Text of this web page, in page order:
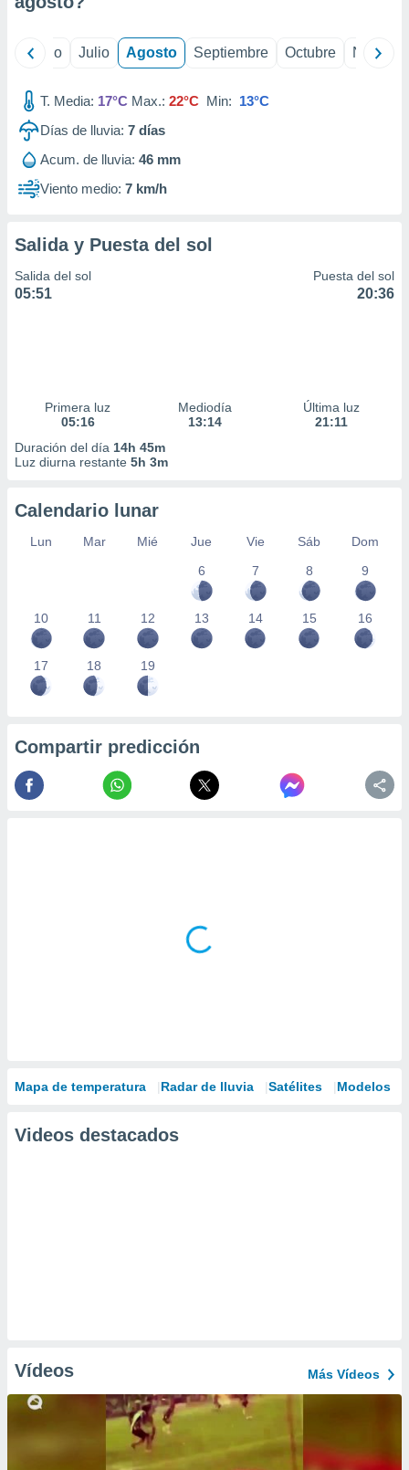
mediante
publicidad
publicidad
1199
Junio Julio Agosto Septiembre Octubre
T. Media: 17°C Max.: 22°C Min: 13°C
Días de lluvia: 7 días
Acum. de lluvia: 46 mm
Viento medio: 7 km/h
Salida y Puesta del sol
Salida del sol
05:51
Puesta del sol
20:36
Primera luz
05:16
Mediodía
13:14
Última luz
21:11
Duración del día 14h 45m
Luz diurna restante 5h 3m
Calendario lunar
Lun Mar Mié Jue Vie Sáb
Dom
6
7 8 9
10 11 12 13 14 15 16
17 18 19
Compartir predicción
Mapa de temperatura Radar de lluvia Satélites Modelos
Videos destacados
Vídeos Más Vídeos